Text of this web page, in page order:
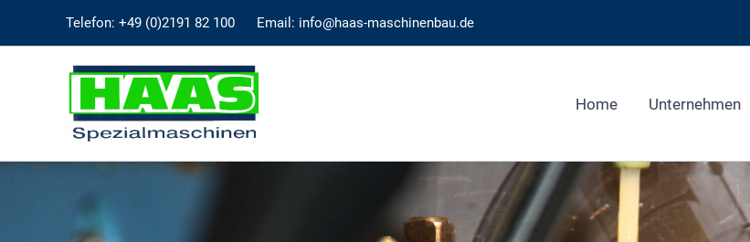
Telefon: +49 (0)2191 82 100 Email: info@haas-maschinenbau.de
Home Unternehmen